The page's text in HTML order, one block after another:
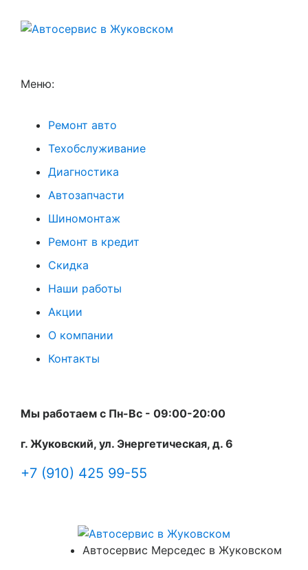
Меню:
Ремонт авто
Техобслуживание
Диагностика
Автозапчасти
Шиномонтаж
Ремонт в кредит
Скидка
Наши работы
Акции
О компании
Контакты
Мы работаем с Пн-Вc - 09:00-20:00
г. Жуковский, ул. Энергетическая, д. 6
+7 (910) 425 99-55
Автосервис Мерседес в Жуковском